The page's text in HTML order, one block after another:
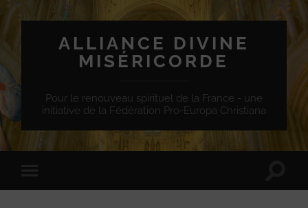
ALLIANCE DIVINE
MISÉRICORDE
Pour le renouveau spirituel de la France - une
initiative de la Fédération Pro-Europa Christiana
mobile